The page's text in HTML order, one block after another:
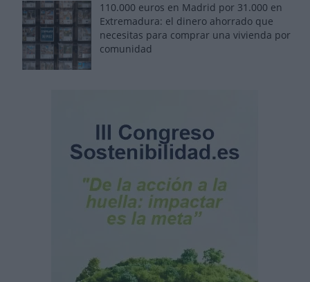
110.000 euros en Madrid por 31.000 en
Extremadura: el dinero ahorrado que
necesitas para comprar una vivienda por
comunidad